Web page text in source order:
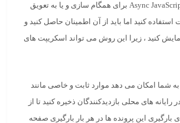
می توانید از افزونه Async JavaScript برای همگام سازی و یا به تعویق
استفاده کنید اما باید از آن اطمینان حاصل کنید و
کنید ، زیرا این روش می تواند اسکریپت های
به شما امکان می دهد موارد ثابت و خاصی مانند
های محلی بازدیدکنندگان ذخیره کنید تا از
بارگیری این پرونده ها در هر بار بارگیری صفحه